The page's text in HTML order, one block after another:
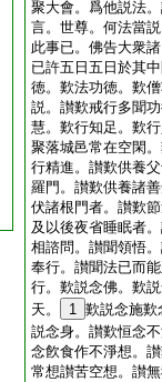
聚大會。爲他説法
言。世尊。何法當
此事已。佛告大衆
已許五日五日於其
徳。歎法功徳。歎
説。讃歎戒行多聞
慧。歎行知足。歎
聚落城邑常在空閑
行精進。讃歎供養
羅門。讃歎供養諸
伏諸根門者。讃歎
及以後夜省睡眠者
相諮問。讃聞領悟
奉行。讃聞法已而
行。歎説念佛。歎
天。
1 歎説念施歎
説念身。讃歎恒念
念飮食作不淨想。
常想讃苦空想。讃